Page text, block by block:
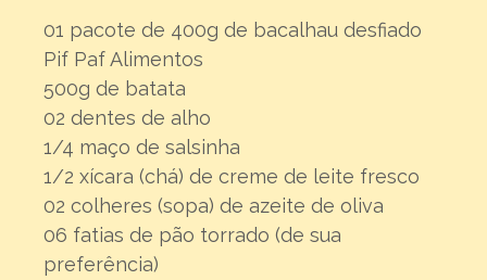
01 pacote de 400g de bacalhau desfiado
Pif Paf Alimentos
500g de batata
02 dentes de alho
1/4 maço de salsinha
1/2 xícara (chá) de creme de leite fresco
02 colheres (sopa) de azeite de oliva
06 fatias de pão torrado (de sua
preferência)